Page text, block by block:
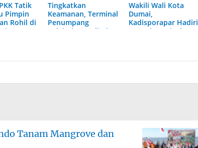
Tatik
Pimpin
Rohil di
Tingkatkan
Keamanan, Terminal
Penumpang
Pelabuhan Pelindo
Wakili Wali Kota
Dumai,
Kadisporapar Hadiri
Puncak Festival
Tanam Mangrove dan